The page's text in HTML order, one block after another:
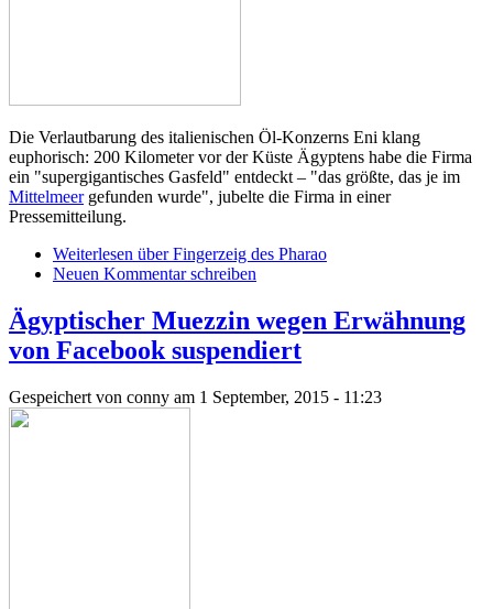
Die Verlautbarung des italienischen Öl-Konzerns Eni klang
euphorisch: 200 Kilometer vor der Küste Ägyptens habe die Firma
ein "supergigantisches Gasfeld" entdeckt – "das größte, das je im
Mittelmeergefunden wurde", jubelte die Firma in einer
Pressemitteilung.
Weiterlesen über Fingerzeig des Pharao
Neuen Kommentar schreiben
Ägyptischer Muezzin wegen Erwähnung
von Facebook suspendiert
Gespeichert von conny am 1 September, 2015 - 11:23